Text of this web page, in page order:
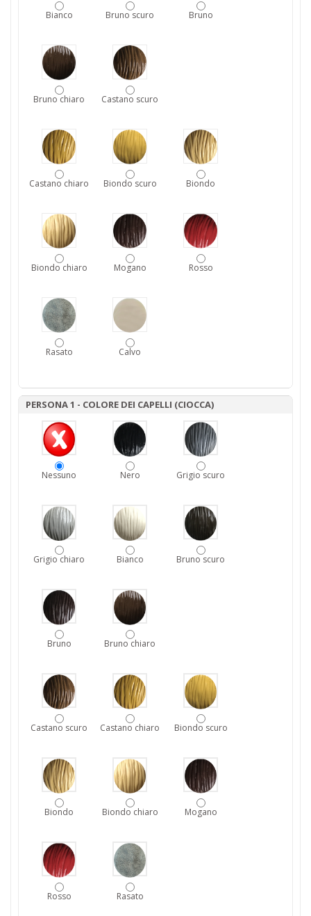
Bianco Bruno scuro Bruno
Bruno chiaro Castano scuro
Castano chiaro Biondo scuro Biondo
Biondo chiaro Mogano Rosso
Rasato Calvo
PERSONA 1 - COLORE DEI CAPELLI (CIOCCA)
Nessuno Nero Grigio scuro
Grigio chiaro Bianco Bruno scuro
Bruno Bruno chiaro
Castano scuro Castano chiaro Biondo scuro
Biondo Biondo chiaro Mogano
Rosso Rasato